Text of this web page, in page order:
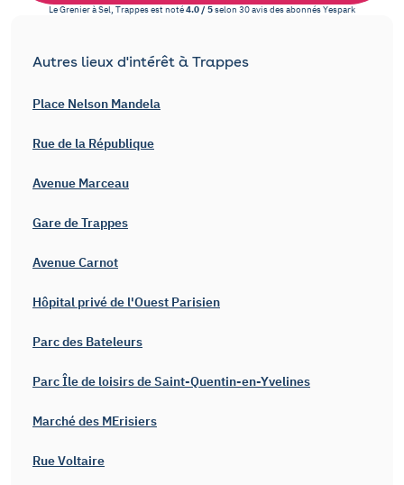
Le Grenier à Sel, Trappesest noté4.0/ 5selon 30avis des abonnésYespark
Autres lieux d'intérêt à Trappes
Place Nelson Mandela
Rue de la République
Avenue Marceau
Gare de Trappes
Avenue Carnot
Hôpital privé de l'Ouest Parisien
Parc des Bateleurs
Parc Île de loisirs de Saint-Quentin-en-Yvelines
Marché des MErisiers
Rue Voltaire